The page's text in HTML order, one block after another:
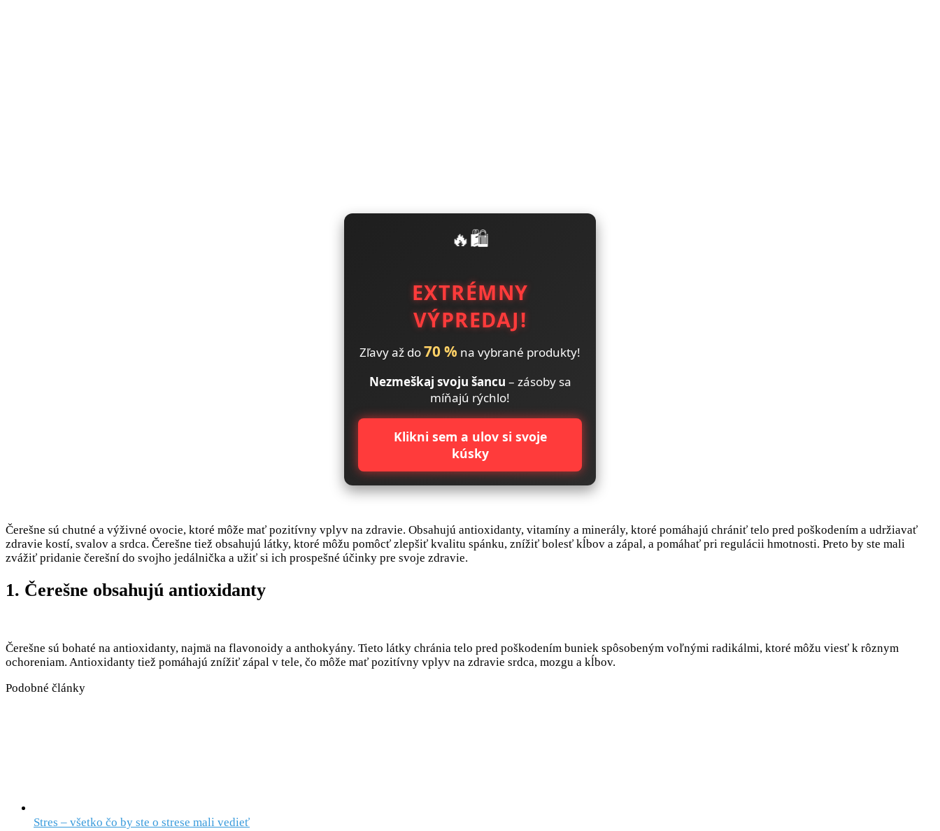
🔥🛍️
EXTRÉMNY
VÝPREDAJ!
Zľavy až do70 % na vybrané produkty!
Nezmeškaj svoju šancu – zásoby sa
míňajú rýchlo!
Klikni sem a ulov si svoje
kúsky
Čerešne sú chutné a výživné ovocie, ktoré môže mať pozitívny vplyv na zdravie. Obsahujú antioxidanty, vitamíny a minerály, ktoré pomáhajú chrániť telo pred poškodením a udržiavať
zdravie kostí, svalov a srdca. Čerešne tiež obsahujú látky, ktoré môžu pomôcť zlepšiť kvalitu spánku, znížiť bolesť kĺbov a zápal, a pomáhať pri regulácii hmotnosti. Preto by ste mali
zvážiť pridanie čerešní do svojho jedálnička a užiť si ich prospešné účinky pre svoje zdravie.
1. Čerešne obsahujú antioxidanty
Čerešne sú bohaté na antioxidanty, najmä na flavonoidy a anthokyány. Tieto látky chránia telo pred poškodením buniek spôsobeným voľnými radikálmi, ktoré môžu viesť k rôznym
ochoreniam. Antioxidanty tiež pomáhajú znížiť zápal v tele, čo môže mať pozitívny vplyv na zdravie srdca, mozgu a kĺbov.
Podobné články
Stres – všetko čo by ste o strese mali vedieť